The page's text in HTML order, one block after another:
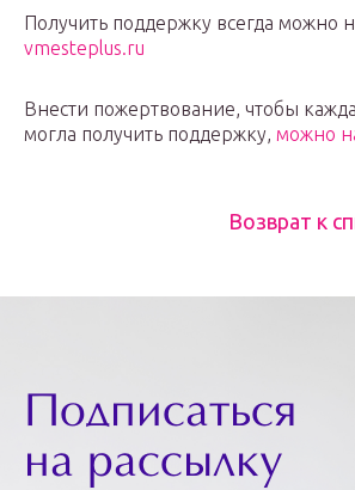
Получить поддержку всегда можно
vmesteplus.ru
Внести пожертвование, чтобы
могла получить поддержку, можно
Возврат к
Подписаться
на рассылку